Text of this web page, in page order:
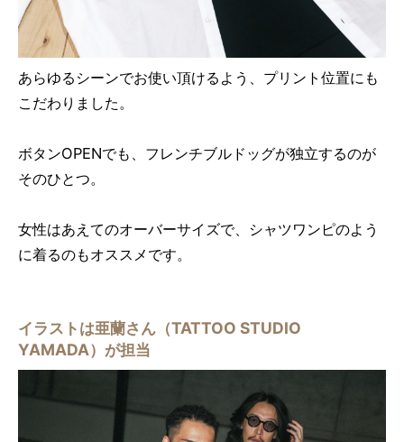
あらゆるシーンでお使い頂けるよう、プリント位置にも
こだわりました。
ボタンOPENでも、フレンチブルドッグが独立するのが
そのひとつ。
女性はあえてのオーバーサイズで、シャツワンピのよう
に着るのもオススメです。
イラストは亜蘭さん（TATTOO STUDIO
YAMADA）が担当